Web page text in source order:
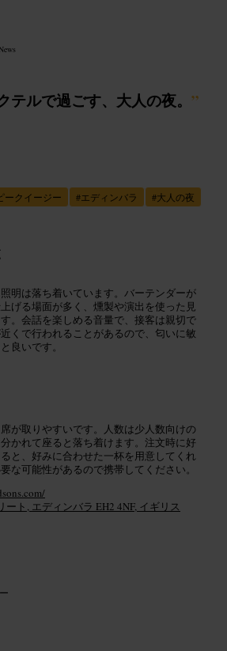
テルで過ごす、大人の夜。 ”
ークイージー #エディンバラ #大人の夜
明は落ち着いています。バーテンダーが
げる場面が多く、燻製や演出を使った見
。会話を楽しめる音量で、接客は親切で
くで行われることがあるので、匂いに敏
良いです。
が取りやすいです。人数は少人数向けの
かれて座ると落ち着けます。注文時に好
と、好みに合わせた一杯を用意してくれ
な可能性があるので携帯してください。
ト, エディンバラ EH2 4NF, イギリス